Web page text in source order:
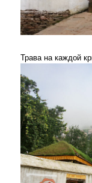
Трава на каждой